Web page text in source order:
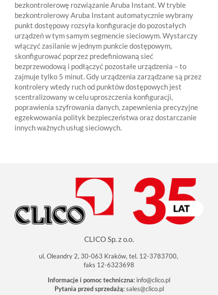
bezkontrolerowę rozwiązanie Aruba Instant. W trybie
bezkontrolerowy Aruba Instant automatycznie wybrany
punkt dostępowy rozsyła konfiguracje do pozostałych
urządzeń w tym samym segmencie sieciowym. Wystarczy
włączyć zasilanie w jednym punkcie dostępowym,
skonfigurować poprzez predefiniowaną sieć
bezprzewodową i podłączyć pozostałe urządzenia – to
zajmuje tylko 5 minut. Gdy urządzenia zarządzane są przez
kontrolery wtedy ruch od punktów dostępowych jest
scentralizowany w celu uproszczenia konfiguracji,
poprawienia szyfrowania danych, zapewnienia precyzyjne
egzekwowania polityk bezpieczeństwa oraz dostarczanie
innych ważnych usług sieciowych.
CLICO Sp. z o.o.
ul. Oleandry 2, 30-063 Kraków, tel. 12-3783700,
faks 12-6323698
Informacje i pomoc techniczna: info@clico.pl
Pytania przed sprzedażą: sales@clico.pl